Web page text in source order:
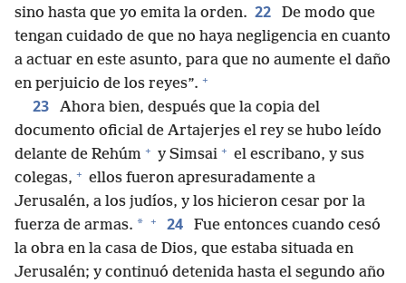
sino hasta que yo emita la orden. 22
De modo que
tengan cuidado de que no haya negligencia en cuanto
a actuar en este asunto, para que no aumente el daño
en perjuicio de los reyes”. +
23
Ahora bien, después que la copia del
documento oficial de Artajerjes el rey se hubo leído
delante de Rehúm + y Simsai + el escribano, y sus
colegas, + ellos fueron apresuradamente a
Jerusalén, a los judíos, y los hicieron cesar por la
fuerza de armas. * + 24
Fue entonces cuando cesó
la obra en la casa de Dios, que estaba situada en
Jerusalén; y continuó detenida hasta el segundo año